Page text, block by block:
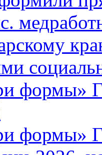
формы»
формы»